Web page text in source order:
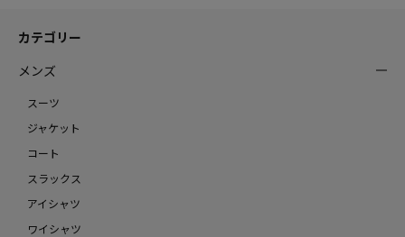
カテゴリー
メンズ
スーツ
ジャケット
コート
スラックス
アイシャツ
ワイシャツ